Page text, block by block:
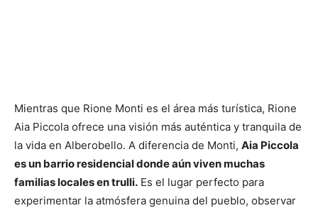
Mientras que Rione Monti es el área más turística, Rione
Aia Piccola ofrece una visión más auténtica y tranquila de
la vida en Alberobello. A diferencia de Monti, Aia Piccola
es un barrio residencial donde aún viven muchas
familias locales en trulli. Es el lugar perfecto para
experimentar la atmósfera genuina del pueblo, observar